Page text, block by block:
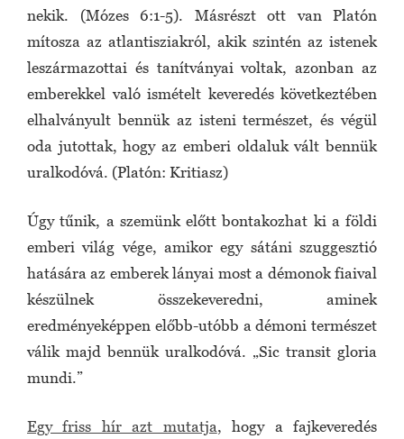
nekik. (Mózes 6:1-5). Másrészt ott van Platón
mítosza az atlantisziakról, akik szintén az istenek
leszármazottai és tanítványai voltak, azonban az
emberekkel való ismételt keveredés következtében
elhalványult bennük az isteni természet, és végül
oda jutottak, hogy az emberi oldaluk vált bennük
uralkodóvá. (Platón: Kritiasz)
Úgy tűnik, a szemünk előtt bontakozhat ki a földi
emberi világ vége, amikor egy sátáni szuggesztió
hatására az emberek lányai most a démonok fiaival
készülnek összekeveredni, aminek
eredményeképpen előbb-utóbb a démoni természet
válik majd bennük uralkodóvá. „Sic transit gloria
mundi.”
Egy friss hír azt mutatja, hogy a fajkeveredés